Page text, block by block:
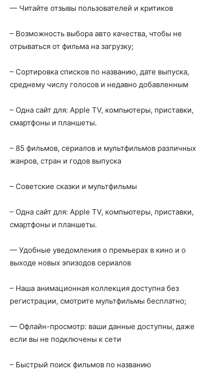
— Читайте отзывы пользователей и критиков
– Возможность выбора авто качества, чтобы не
отрываться от фильма на загрузку;
– Сортировка списков по названию, дате выпуска,
среднему числу голосов и недавно добавленным
– Одна сайт для: Apple TV, компьютеры, приставки,
смартфоны и планшеты.
– 85 фильмов, сериалов и мультфильмов различных
жанров, стран и годов выпуска
– Советские сказки и мультфильмы
– Одна сайт для: Apple TV, компьютеры, приставки,
смартфоны и планшеты.
— Удобные уведомления о премьерах в кино и о
выходе новых эпизодов сериалов
– Наша анимационная коллекция доступна без
регистрации, смотрите мультфильмы бесплатно;
— Офлайн-просмотр: ваши данные доступны, даже
если вы не подключены к сети
– Быстрый поиск фильмов по названию